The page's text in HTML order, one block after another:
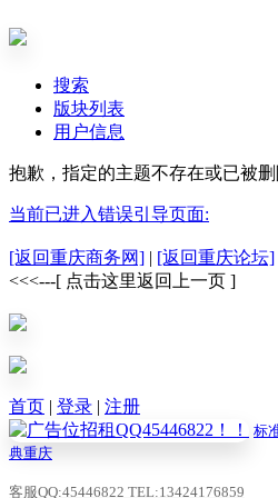
搜索
版块列表
用户信息
抱歉，指定的主题不存在或已被
当前已进入错误引导页面:
[返回重庆商务网] | [返回重庆论坛]
<<<---[ 点击这里返回上一页 ]
首页 | 登录 | 注册
标
典重庆
客服QQ:45446822 TEL:13424176859